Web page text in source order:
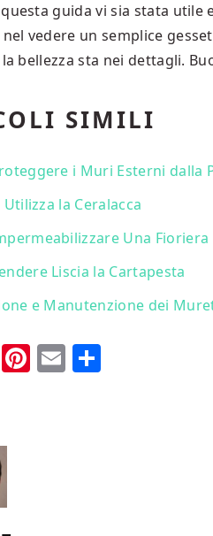
guida vi sia stata
vedere un semplice
bellezza sta nei dettagli.
SIMILI
i Muri Esterni dalla
Utilizza la Ceralacca
Una Fioriera
Liscia la Cartapesta
e Manutenzione dei
Twitter
Pinterest
Email